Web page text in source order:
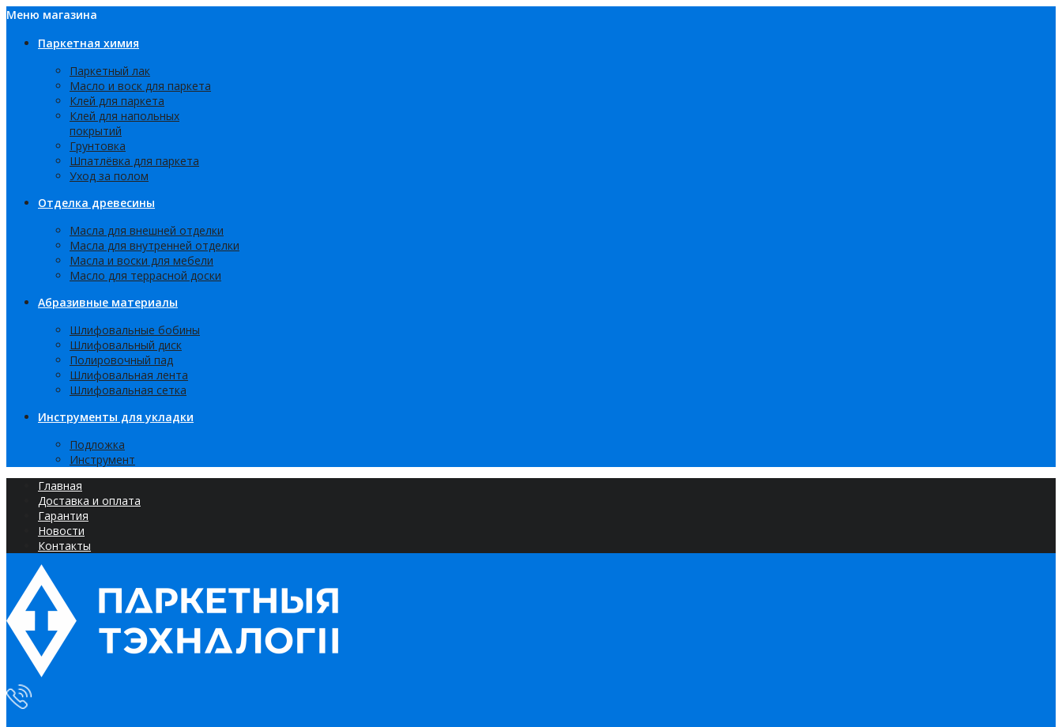
Меню магазина
Паркетная химия
Паркетный лак
Масло и воск для паркета
Клей для паркета
Клей для напольных
покрытий
Грунтовка
Шпатлёвка для паркета
Уход за полом
Отделка древесины
Масла для внешней отделки
Масла для внутренней отделки
Масла и воски для мебели
Масло для террасной доски
Абразивные материалы
Шлифовальные бобины
Шлифовальный диск
Полировочный пад
Шлифовальная лента
Шлифовальная сетка
Инструменты для укладки
Подложка
Инструмент
Главная
Доставка и оплата
Гарантия
Новости
Контакты